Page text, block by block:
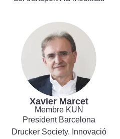
Xavier Marcet
Membre KUN
President Barcelona
Drucker Society. Innovació